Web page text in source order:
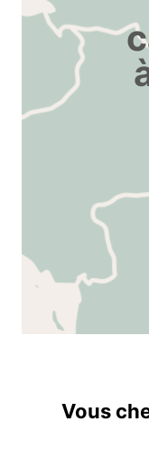
Vous